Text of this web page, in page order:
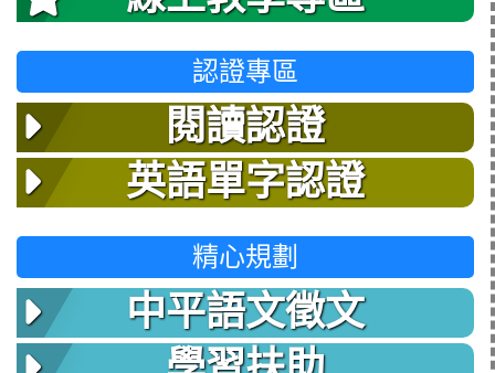
認證專區
閱讀認證
英語單字認證
精心規劃
中平語文徵文